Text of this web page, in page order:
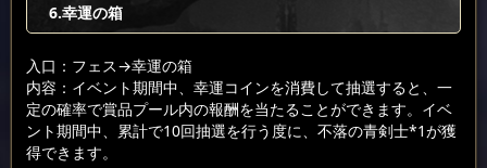
6.幸運の箱
入口：フェス→幸運の箱
内容：イベント期間中、幸運コインを消費して抽選すると、一
定の確率で賞品プール内の報酬を当たることができます。イベ
ント期間中、累計で10回抽選を行う度に、不落の青剣士*1が獲
得できます。